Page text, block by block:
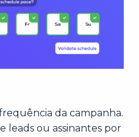
da campanha.
leads ou assinantes por